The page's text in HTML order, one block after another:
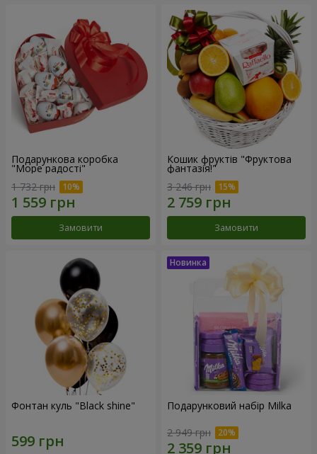
Подарункова коробка
"Море радості"
1 732 грн
Замовити
Кошик фруктів "Фруктова
фантазія!"
3 246 грн
Замовити
Фонтан куль "Black shine" Подарунковий набір Milka
2 949 грн